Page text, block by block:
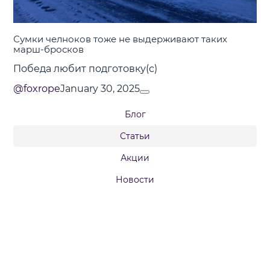
Сумки челноков тоже не выдерживают таких
марш-бросков
Победа любит подготовку(с)
@foxropeJanuary 30, 2025
Блог
Статьи
Акции
Новости